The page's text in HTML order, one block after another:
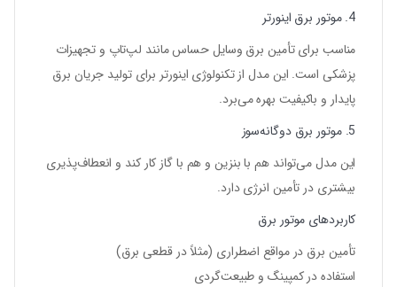
4. موتور برق اینورتر
مناسب برای تأمین برق وسایل حساس مانند لپ‌تاپ و تجهیزات
پزشکی است. این مدل از تکنولوژی اینورتر برای تولید جریان برق
پایدار و باکیفیت بهره می‌برد.
5. موتور برق دوگانه‌سوز
این مدل می‌تواند هم با بنزین و هم با گاز کار کند و انعطاف‌پذیری
بیشتری در تأمین انرژی دارد.
کاربردهای موتور برق
تأمین برق در مواقع اضطراری (مثلاً در قطعی برق)
استفاده در کمپینگ و طبیعت‌گردی